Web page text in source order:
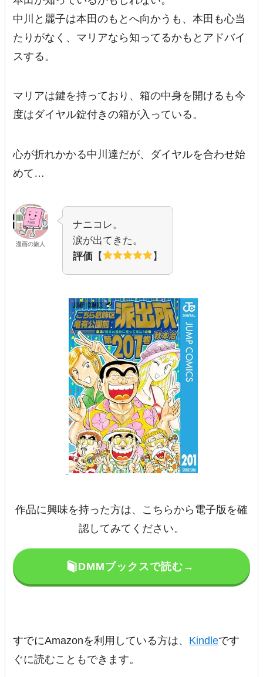
中川と麗子は本田のもとへ向かうも、本田も心当
たりがなく、マリアなら知ってるかもとアドバイ
スする。
マリアは鍵を持っており、箱の中身を開けるも今
度はダイヤル錠付きの箱が入っている。
心が折れかかる中川達だが、ダイヤルを合わせ始
めて…
漫画の旅人
ナニコレ。
涙が出てきた。
評価 【 】
作品に興味を持った方は、こちらから電子版を確
認してみてください。
DMMブックスで読む→
すでにAmazonを利用している方は、 Kindleです
ぐに読むこともできます。